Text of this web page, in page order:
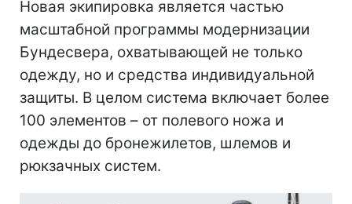
Новая экипировка является частью
масштабной программы модернизации
Бундесвера, охватывающей не только
одежду, но и средства индивидуальной
защиты. В целом система включает более
100 элементов – от полевого ножа и
одежды до бронежилетов, шлемов и
рюкзачных систем.